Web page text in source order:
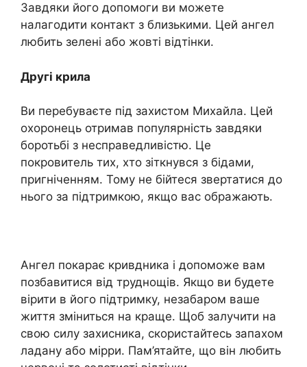
Завдяки його допомоги ви можете
налагодити контакт з близькими. Цей ангел
любить зелені або жовті відтінки.
Другі крила
Ви перебуваєте під захистом Михайла. Цей
охоронець отримав популярність завдяки
боротьбі з несправедливістю. Це
покровитель тих, хто зіткнувся з бідами,
пригніченням. Тому не бійтеся звертатися до
нього за підтримкою, якщо вас ображають.
Ангел покарає кривдника і допоможе вам
позбавитися від труднощів. Якщо ви будете
вірити в його підтримку, незабаром ваше
життя зміниться на краще. Щоб залучити на
свою силу захисника, скористайтесь запахом
ладану або мірри. Пам’ятайте, що він любить